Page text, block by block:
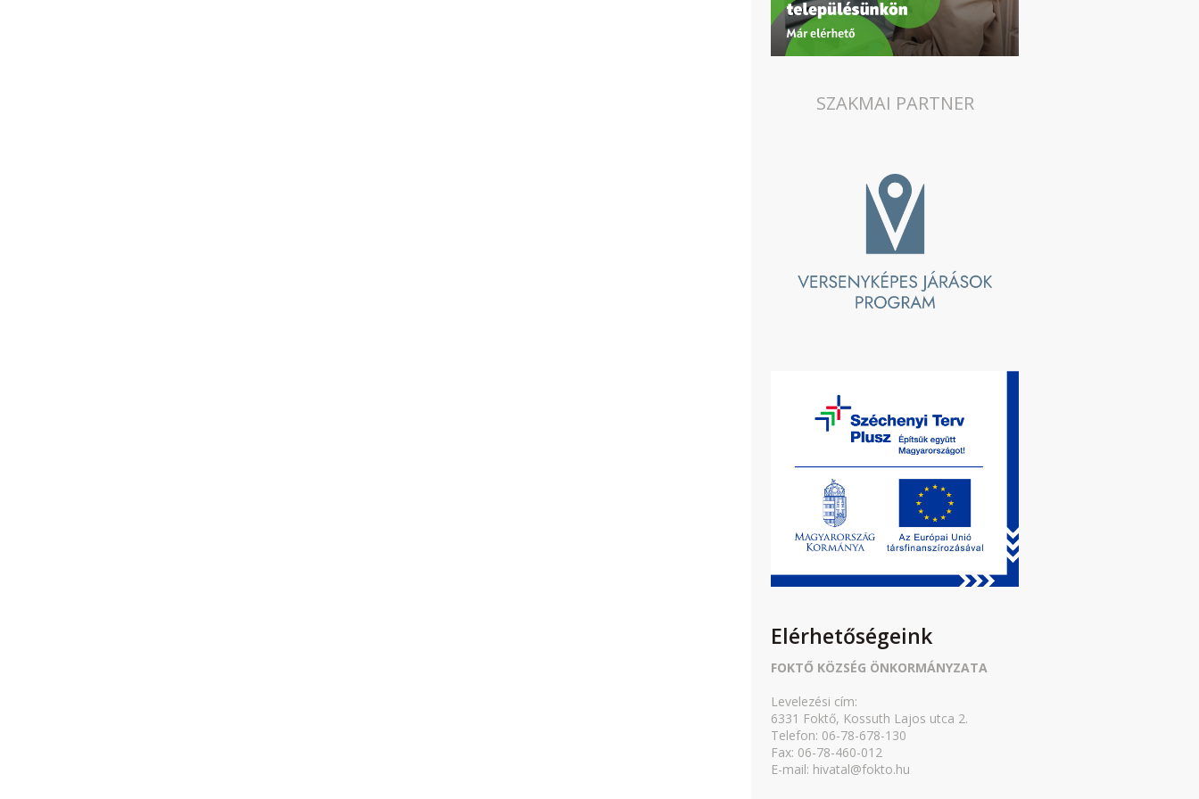
SZAKMAI PARTNER
Elérhetőségeink
FOKTŐ KÖZSÉG ÖNKORMÁNYZATA
Levelezési cím:
6331 Foktő, Kossuth Lajos utca 2.
Telefon: 06-78-678-130
Fax: 06-78-460-012
E-mail: hivatal@fokto.hu